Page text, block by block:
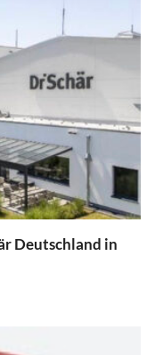
Deutschland in